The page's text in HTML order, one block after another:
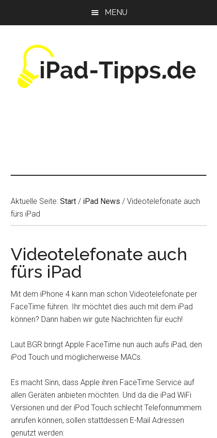
MENU
Aktuelle Seite:Start / iPad News / Videotelefonate auch
fürs iPad
Videotelefonate auch
fürs iPad
Mit dem iPhone 4 kann man schon Videotelefonate per
FaceTime führen. Ihr möchtet dies auch mit dem iPad
können? Dann haben wir gute Nachrichten für euch!
Laut BGR bringt Apple FaceTime nun auch aufs iPad, den
iPod Touch und möglicherweise MACs.
Es macht Sinn, dass Apple ihren FaceTime Service auf
allen Geräten anbieten möchten. Und da die iPad WiFi
Versionen und der iPod Touch schlecht Telefonnummern
anrufen können, sollen stattdessen E-Mail Adressen
genutzt werden: